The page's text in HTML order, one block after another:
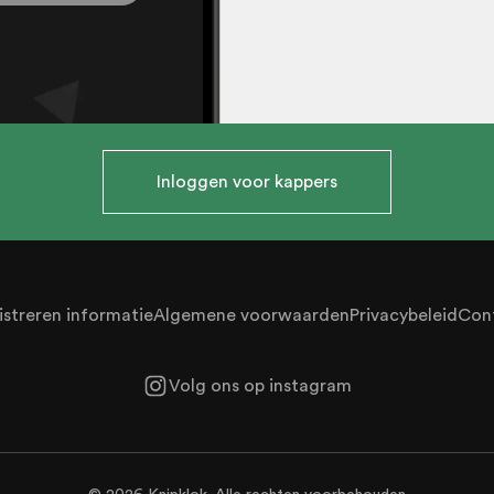
Inloggen voor kappers
informatieAlgemene voorwaardenPrivacybeleid
Volg ons op instagram